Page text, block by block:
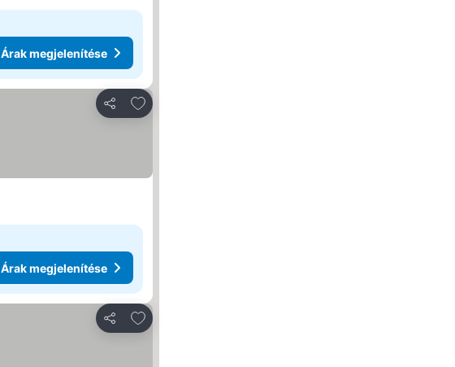
Árak megjelenítése
Megosztás
Hozzáadás a kedvencekhez
Árak megjelenítése
Megosztás
Hozzáadás a kedvencekhez